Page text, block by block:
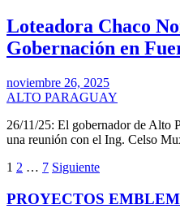
Loteadora Chaco
Gobernación en
noviembre 26, 2025
ALTO PARAGUAY
26/11/25: El gobernador de Alto
una reunión con el Ing. Celso
Paginación
de
1 2 … 7 Siguiente
PROYECTOS